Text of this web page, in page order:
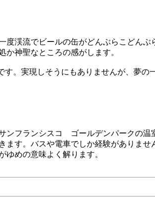
渓流でビールの缶がどんぶらこどんぶ
神聖なところの感がします。
。実現しそうにもありませんが、夢の
ンフランシスコ ゴールデンパークの温
ます。バスや電車でしか経験がありま
めの意味よく解ります。